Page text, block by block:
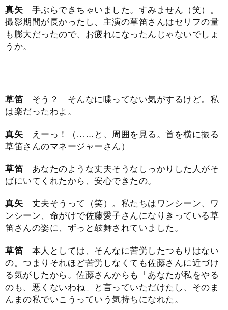
真矢 手ぶらできちゃいました。すみません（笑）。
撮影期間が長かったし、主演の草笛さんはセリフの量
も膨大だったので、お疲れになったんじゃないでしょ
うか。
草笛 そう？ そんなに喋ってない気がするけど。私
は楽だったわよ。
真矢 えーっ！（……と、周囲を見る。首を横に振る
草笛さんのマネージャーさん）
草笛 あなたのような丈夫そうなしっかりした人がそ
ばにいてくれたから、安心できたの。
真矢 丈夫そうって（笑）。私たちはワンシーン、ワ
ンシーン、命がけで佐藤愛子さんになりきっている草
笛さんの姿に、ずっと鼓舞されていました。
草笛 本人としては、そんなに苦労したつもりはない
の。つまりそれほど苦労しなくても佐藤さんに近づけ
る気がしたから。佐藤さんからも「あなたが私をやる
のも、悪くないわね」と言っていただけたし、そのま
んまの私でいこうっていう気持ちになれた。